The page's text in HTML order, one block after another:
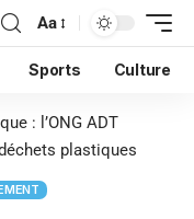
Aa
Sports Culture
: l’ONG ADT
plastiques